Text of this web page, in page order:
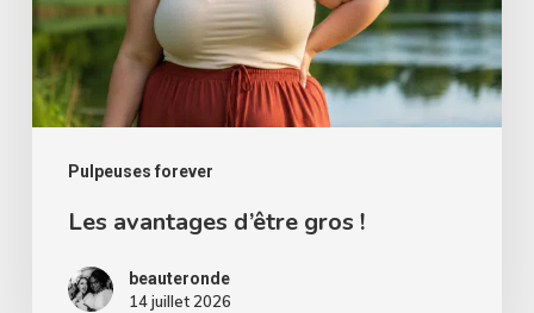
Pulpeuses forever
Les avantages d’être gros !
beauteronde
14 juillet 2026